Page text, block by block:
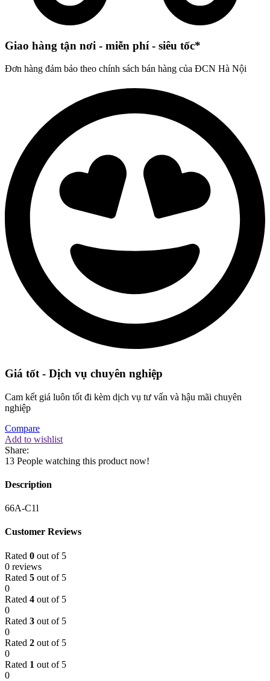
Giao hàng tận nơi - miễn phí - siêu tốc*
Đơn hàng đảm bảo theo chính sách bán hàng của ĐCN Hà Nội
Giá tốt - Dịch vụ chuyên nghiệp
Cam kết giá luôn tốt đi kèm dịch vụ tư vấn và hậu mãi chuyên
nghiệp
Compare
Add to wishlist
Share:
13 People watching this product now!
Description
66A-C1l
Customer Reviews
Rated 0 out of 5
0 reviews
Rated 5 out of 5
0
Rated 4 out of 5
0
Rated 3 out of 5
0
Rated 2 out of 5
0
Rated 1 out of 5
0